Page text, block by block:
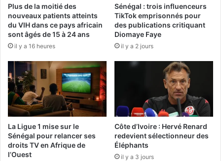
Plus de la moitié des
nouveaux patients atteints
du VIH dans ce pays africain
sont âgés de 15 à 24 ans
il y a 16 heures
Sénégal : trois influenceurs
TikTok emprisonnés pour
des publications critiquant
Diomaye Faye
il y a 2 jours
La Ligue 1 mise sur le
Sénégal pour relancer ses
droits TV en Afrique de
l’Ouest
Côte d’Ivoire : Hervé Renard
redevient sélectionneur des
Éléphants
il y a 3 jours